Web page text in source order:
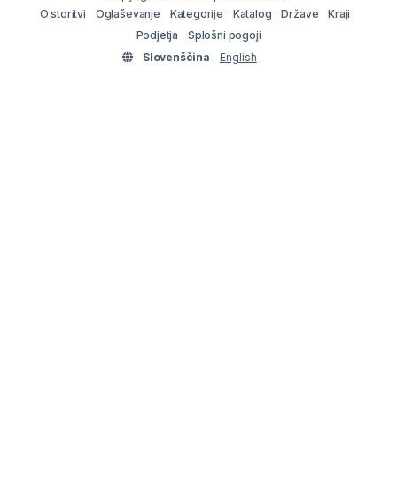
O storitvi
Oglaševanje Kategorije Katalog Države
Kraji
Podjetja
Splošni pogoji
Slovenščina
English